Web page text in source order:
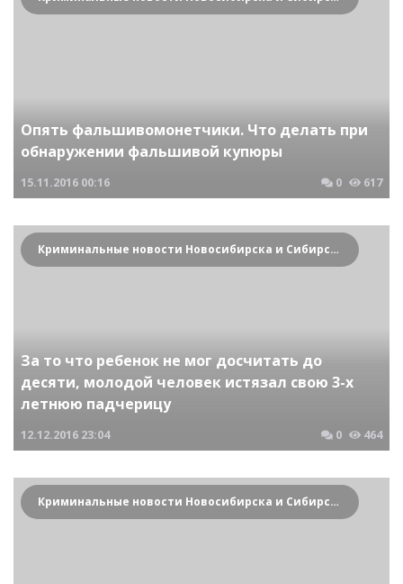
Опять фальшивомонетчики. Что делать при
обнаружении фальшивой купюры
15.11.2016 00:16 0 617
Криминальные новости Новосибирска и Сибирского региона
За то что ребенок не мог досчитать до
десяти, молодой человек истязал свою 3-х
летнюю падчерицу
12.12.2016 23:04 0 464
Криминальные новости Новосибирска и Сибирского региона